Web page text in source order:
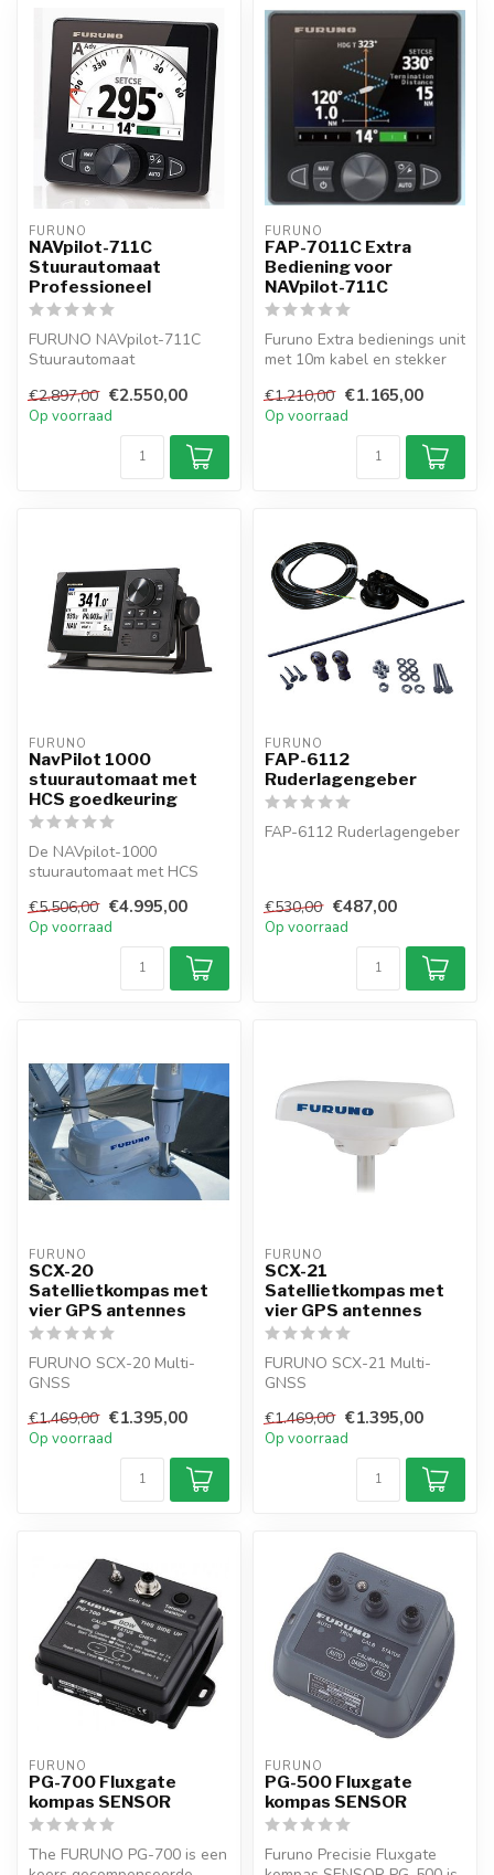
FURUNO
NAVpilot-711C
Stuurautomaat
Professioneel
FURUNO NAVpilot-711C
Stuurautomaat
inboard of buitenb...
€2.897,00 €2.550,00
Op voorraad
FURUNO
FAP-7011C Extra
Bediening voor
NAVpilot-711C
Furuno Extra bedienings unit
met 10m kabel en stekker
€1.210,00 €1.165,00
Op voorraad
FURUNO
NavPilot 1000
stuurautomaat met
HCS goedkeuring
De NAVpilot-1000
stuurautomaat met HCS
Control System voor...
€5.506,00 €4.995,00
Op voorraad
FURUNO
FAP-6112
Ruderlagengeber
FAP-6112 Ruderlagengeber
€530,00 €487,00
Op voorraad
FURUNO
SCX-20
Satellietkompas met
vier GPS antennes
FURUNO SCX-20 Multi-
GNSS
2000 heeft vier GNSS-
antennes (GPS...
€1.469,00 €1.395,00
Op voorraad
FURUNO
SCX-21
Satellietkompas met
vier GPS antennes
FURUNO SCX-21 Multi-
GNSS
0183 (GPS, QZSS,
GLONASS, Galileo...
€1.469,00 €1.395,00
Op voorraad
FURUNO
PG-700 Fluxgate
kompas SENSOR
The FURUNO PG-700 is een
FURUNO
PG-500 Fluxgate
kompas SENSOR
Furuno Precisie Fluxgate